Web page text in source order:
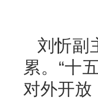
刘忻副
累。“十
对外开放